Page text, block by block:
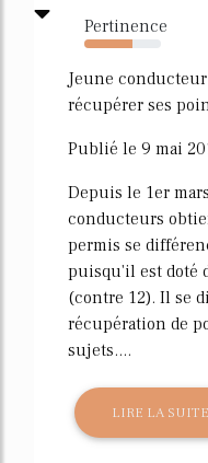
Pertinence
63%
Jeune
récupérer ses
Publié le 9 mai
Depuis le 1er
conducteurs
permis se
puisqu'il est doté
(contre 12). Il se
récupération de
sujets....
LIRE LA SUITE